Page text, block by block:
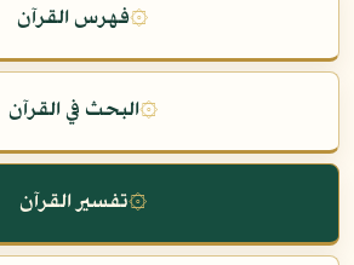
۞فهرس القرآن
۞البحث في القرآن
۞تفسير القرآن